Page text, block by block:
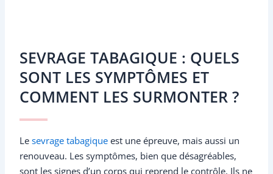
SEVRAGE TABAGIQUE : QUELS
SONT LES SYMPTÔMES ET
COMMENT LES SURMONTER ?
Le sevrage tabagique est une épreuve, mais aussi un
renouveau. Les symptômes, bien que désagréables,
sont les signes d’un corps qui reprend le contrôle. Ils ne